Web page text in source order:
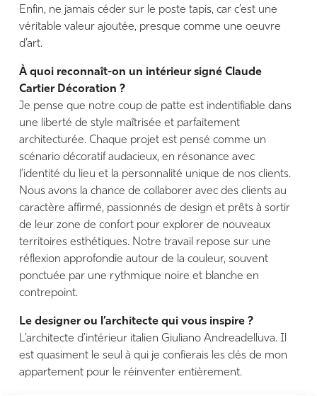
Enfin, ne jamais céder sur le poste tapis, car c’est une
véritable valeur ajoutée, presque comme une oeuvre
d’art.
À quoi reconnaît-on un intérieur signé Claude
Cartier Décoration ?
Je pense que notre coup de patte est indentifiable dans
une liberté de style maîtrisée et parfaitement
architecturée. Chaque projet est pensé comme un
scénario décoratif audacieux, en résonance avec
l’identité du lieu et la personnalité unique de nos clients.
Nous avons la chance de collaborer avec des clients au
caractère affirmé, passionnés de design et prêts à sortir
de leur zone de confort pour explorer de nouveaux
territoires esthétiques. Notre travail repose sur une
réflexion approfondie autour de la couleur, souvent
ponctuée par une rythmique noire et blanche en
contrepoint.
Le designer ou l’architecte qui vous inspire ?
L’architecte d’intérieur italien Giuliano Andreadelluva. Il
est quasiment le seul à qui je confierais les clés de mon
appartement pour le réinventer entièrement.